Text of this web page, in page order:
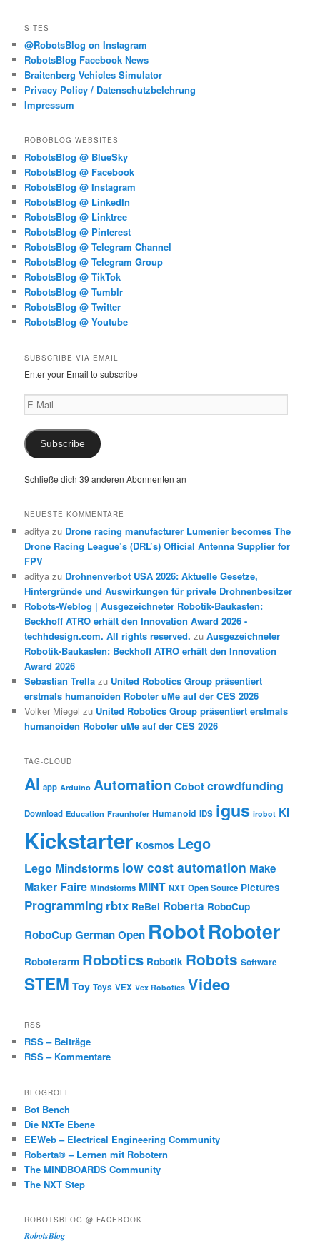
SITES
@RobotsBlog on Instagram
RobotsBlog Facebook News
Braitenberg Vehicles Simulator
Privacy Policy / Datenschutzbelehrung
Impressum
ROBOBLOG WEBSITES
RobotsBlog @ BlueSky
RobotsBlog @ Facebook
RobotsBlog @ Instagram
RobotsBlog @ LinkedIn
RobotsBlog @ Linktree
RobotsBlog @ Pinterest
RobotsBlog @ Telegram Channel
RobotsBlog @ Telegram Group
RobotsBlog @ TikTok
RobotsBlog @ Tumblr
RobotsBlog @ Twitter
RobotsBlog @ Youtube
SUBSCRIBE VIA EMAIL
Enter your Email to subscribe
E-
Mail
Subscribe
Schließe dich 39 anderen Abonnenten an
NEUESTE KOMMENTARE
aditya zu Drone racing manufacturer Lumenier becomes The
Drone Racing League’s (DRL’s) Official Antenna Supplier for
FPV
aditya zu Drohnenverbot USA 2026: Aktuelle Gesetze,
Hintergründe und Auswirkungen für private Drohnenbesitzer
Robots-Weblog | Ausgezeichneter Robotik-Baukasten:
Beckhoff ATRO erhält den Innovation Award 2026 -
techhdesign.com. All rights reserved. zuAusgezeichneter
Robotik-Baukasten: Beckhoff ATRO erhält den Innovation
Award 2026
Sebastian Trella zu United Robotics Group präsentiert
erstmals humanoiden Roboter uMe auf der CES 2026
Volker Miegel zu United Robotics Group präsentiert erstmals
humanoiden Roboter uMe auf der CES 2026
TAG-CLOUD
AI app Arduino Automation Cobot crowdfunding
Download Education Fraunhofer Humanoid IDS igus irobot KI
Kickstarter Kosmos Lego
Lego Mindstorms low cost automation Make
Maker Faire Mindstorms MINT NXT Open Source Pictures
Programming rbtx ReBel Roberta RoboCup
RoboCup German Open RobotRoboter
Roboterarm Robotics Robotik Robots Software
STEM Toy Toys VEX Vex Robotics Video
RSS
RSS – Beiträge
RSS – Kommentare
BLOGROLL
Bot Bench
Die NXTe Ebene
EEWeb – Electrical Engineering Community
Roberta® – Lernen mit Robotern
The MINDBOARDS Community
The NXT Step
ROBOTSBLOG @ FACEBOOK
RobotsBlog